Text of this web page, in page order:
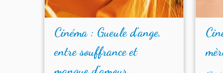
Cinéma : Gueule d’ange,
entre souffrance et